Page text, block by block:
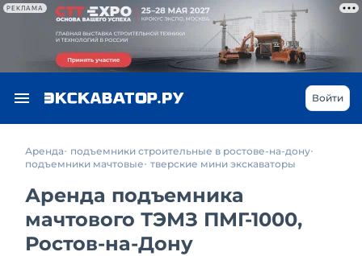
РЕКЛАМА
Войти
Аренда
подъемники строительные в ростове-на-дону
подъемники мачтовые тверские мини экскаваторы
Аренда подъемника
мачтового ТЭМЗ ПМГ-1000,
Ростов-на-Дону